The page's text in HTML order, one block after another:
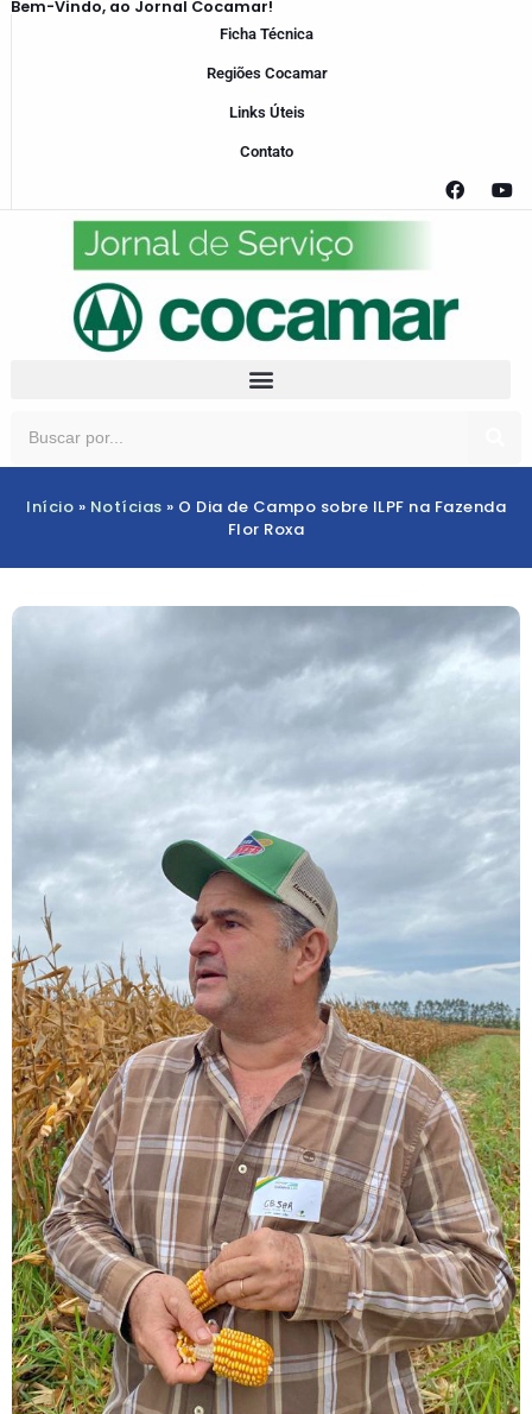
Bem-Vindo, ao Jornal Cocamar!
Ficha Técnica
Regiões Cocamar
Links Úteis
Contato
Início » Notícias » O Dia de Campo sobre ILPF na Fazenda
Flor Roxa